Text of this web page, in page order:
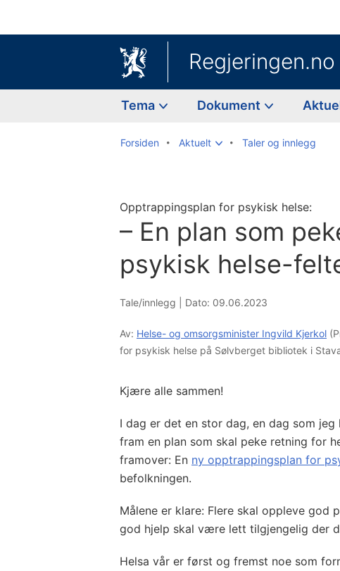
Regjeringen.no
Tema Dokument
Forsiden Aktuelt Taler og innlegg
Opptrappingsplan for psykisk helse:
– En plan som
psykisk helse-
Tale/innlegg | Dato: 09.06.2023
Av: Helse- og omsorgsminister Ingvild Kjerkol
for psykisk helse på Sølvberget bibliotek i
Kjære alle sammen!
I dag er det en stor dag, en dag som
fram en plan som skal peke retning for
framover: En ny opptrappingsplan for
befolkningen.
Målene er klare: Flere skal oppleve god
god hjelp skal være lett tilgjengelig der
Helsa vår er først og fremst noe som